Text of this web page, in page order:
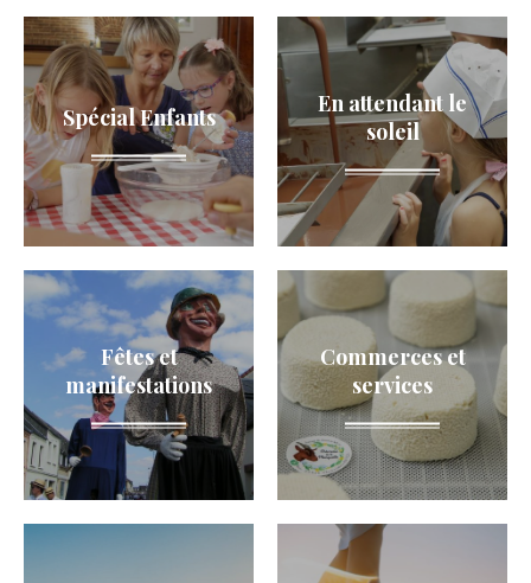
p
a
l
e
Spécial Enfants
En attendant le
soleil
Fêtes et
manifestations
Commerces et
services